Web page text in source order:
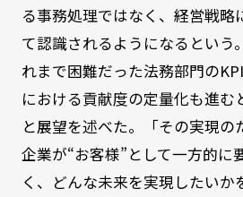
る事務処理ではなく、経営戦略
て認識されるようになるという
れまで困難だった法務部門の
における貢献度の定量化も進む
と展望を述べた。「その実現の
企業が“お客様”として一方的に
く、どんな未来を実現したいか